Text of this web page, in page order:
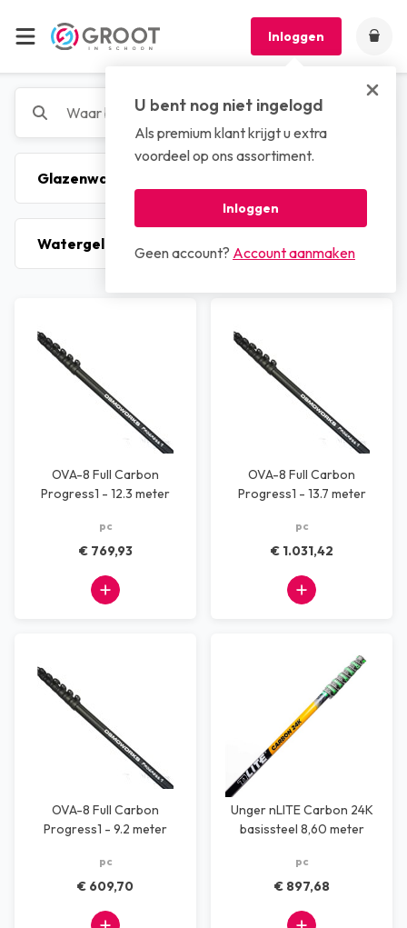
Inloggen
U bent nog niet ingelogd
Als premium klant krijgt u extra
voordeel op ons assortiment.
Inloggen
Geen account? Account aanmaken
OVA-8 Full Carbon
Progress1 - 12.3 meter
pc
€ 769,93
OVA-8 Full Carbon
Progress1 - 13.7 meter
pc
€ 1.031,42
OVA-8 Full Carbon
Progress1 - 9.2 meter
pc
€ 609,70
Unger nLITE Carbon 24K
basissteel 8,60 meter
pc
€ 897,68